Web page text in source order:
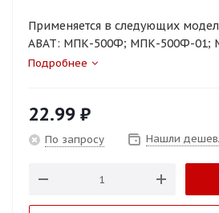
Применяется в следующих
ABAT: МПК-500Ф; МПК-500Ф-01;
Подробнее
22.99 ₽
По запросу Нашли